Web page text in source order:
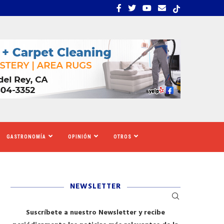
EL ECOSISTEMA EVIDENCIA QUE LA... LA VERDAD DETRÁS DE
GASTRONOMÍA OPINIÓN OTROS
NEWSLETTER
Suscríbete a nuestro Newsletter y recibe